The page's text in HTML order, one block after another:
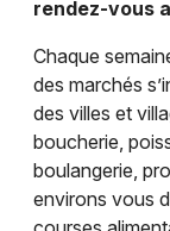
rendez-vous
Chaque
des marchés
des villes et
boucherie,
boulangerie,
environs vous